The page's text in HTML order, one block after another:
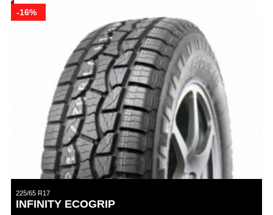
-16%
225/65 R17
INFINITY ECOGRIP